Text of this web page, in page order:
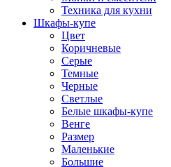
Техника для кухни
Шкафы-купе
Цвет
Коричневые
Серые
Темные
Черные
Светлые
Белые шкафы-купе
Венге
Размер
Маленькие
Большие